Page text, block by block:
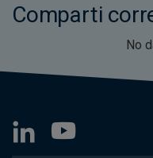
Comparti
No